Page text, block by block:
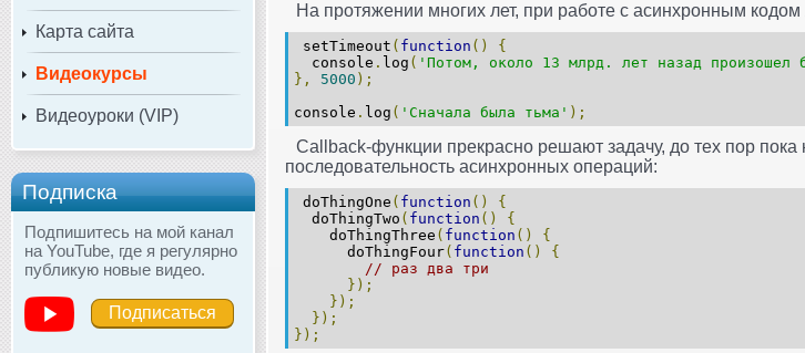
Карта сайта
Видеокурсы
Видеоуроки (VIP)
Подписка
Подпишитесь на мой канал
на YouTube, где я регулярно
публикую новые видео.
Подписаться
На протяжении многих лет, при работе с асинхронным
setTimeout ( function ()
{
console . log ( 'Потом, около 13 млрд. лет назад произошел
},
5000 );
console . log ( 'Сначала была тьма' );
Callback-функции прекрасно решают задачу, до тех пор
последовательность асинхронных операций:
doThingOne ( function ()
{
doThingTwo ( function ()
{
doThingThree ( function ()
{
doThingFour( function ()
{
// раз два три
});
});
});
});